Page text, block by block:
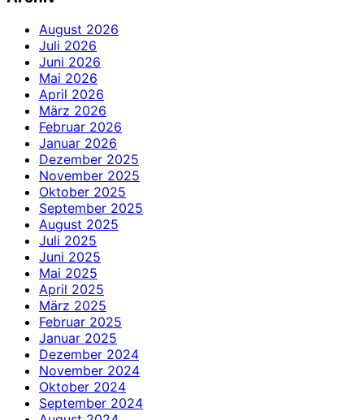
August 2026
Juli 2026
Juni 2026
Mai 2026
April 2026
März 2026
Februar 2026
Januar 2026
Dezember 2025
November 2025
Oktober 2025
September 2025
August 2025
Juli 2025
Juni 2025
Mai 2025
April 2025
März 2025
Februar 2025
Januar 2025
Dezember 2024
November 2024
Oktober 2024
September 2024